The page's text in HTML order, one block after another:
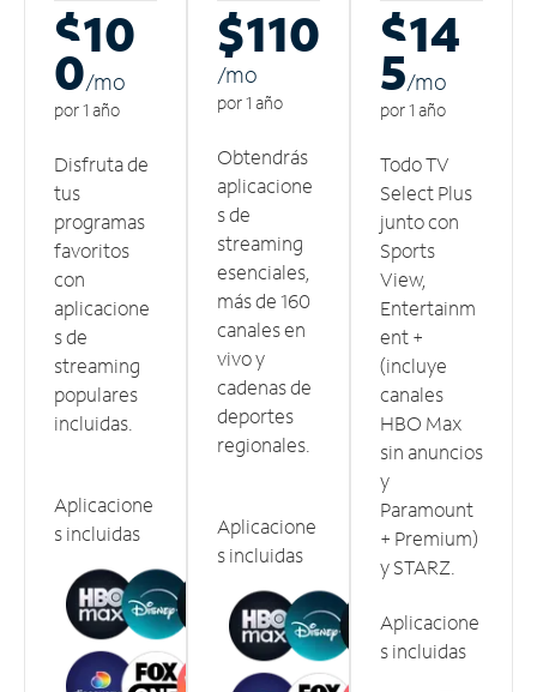
$10
0/mo
por 1 año
Disfruta de
tus
programas
favoritos
con
aplicacione
s de
streaming
populares
incluidas.
Aplicacione
s incluidas
$110
/mo
por 1 año
Obtendrás
aplicacione
s de
streaming
esenciales,
más de 160
canales en
vivo y
cadenas de
deportes
regionales.
Aplicacione
s incluidas
$14
5/mo
por 1 año
Todo TV
Select Plus
junto con
Sports
View,
Entertainm
ent +
(incluye
canales
HBO Max
sin anuncios
y
Paramount
+ Premium)
y STARZ.
Aplicacione
s incluidas